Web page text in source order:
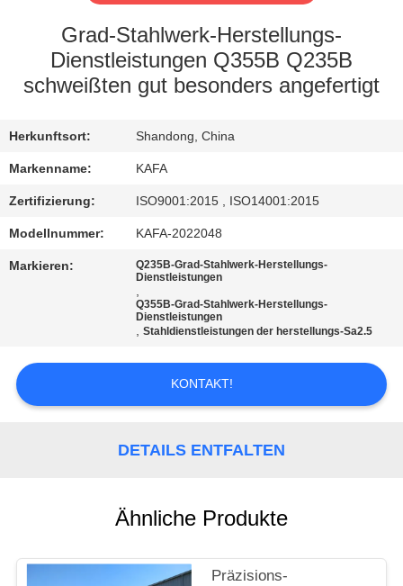
ÜBER
UNS
WERKSBESICHTIGUNG
QUALITÄTSKONTROLLE
KONTAKT
NEUIGKEITEN
FÄLLE
Grad-Stahlwerk-Herstellungs-
Dienstleistungen Q355B Q235B
schweißten gut besonders angefertigt
Herkunftsort: Shandong, China
Markenname: KAFA
Zertifizierung: ISO9001:2015 , ISO14001:2015
Modellnummer: KAFA-2022048
Markieren:
Q235B-Grad-Stahlwerk-Herstellungs-
Dienstleistungen
,
Q355B-Grad-Stahlwerk-Herstellungs-
Dienstleistungen
,Stahldienstleistungen der herstellungs-Sa2.5
KONTAKT!
DETAILS ENTFALTEN
Ähnliche Produkte
Präzisions-